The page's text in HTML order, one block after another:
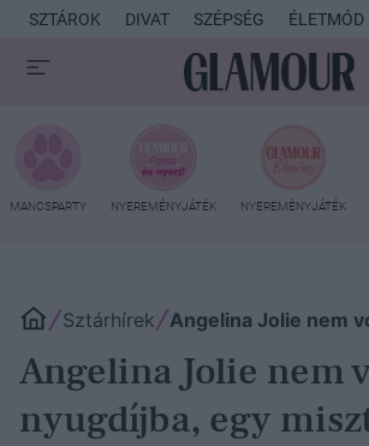
SZTÁROK DIVAT SZÉPSÉG ÉLETMÓD
MANCSPARTY NYEREMÉNYJÁTÉK NYEREMÉNYJÁTÉK
Sztárhírek Angelina Jolie nem
Angelina Jolie nem
nyugdíjba, egy